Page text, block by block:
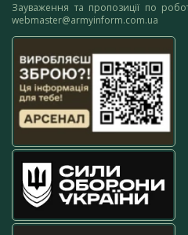
Зауваження та пропозиції по
webmaster@armyinform.com.ua